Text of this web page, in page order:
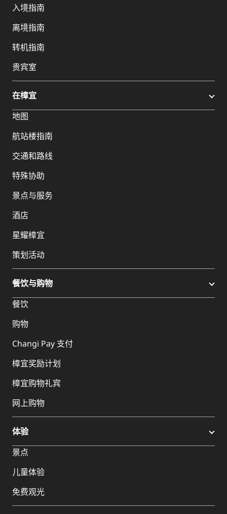
入境指南
离境指南
转机指南
贵宾室
在樟宜
地图
航站楼指南
交通和路线
特殊协助
景点与服务
酒店
星耀樟宜
策划活动
餐饮与购物
餐饮
购物
Changi Pay 支付
樟宜奖励计划
樟宜购物礼宾
网上购物
体验
景点
儿童体验
免费观光